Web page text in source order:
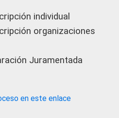
individual
organizaciones
Juramentada
en este enlace